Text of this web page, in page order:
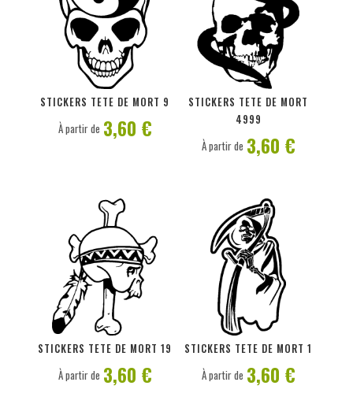
STICKERS TETE DE MORT 9
PERSONNALISER
À partir de 3,60 €
STICKERS TETE DE MORT
4999
PERSONNALISER
À partir de 3,60 €
STICKERS TETE DE MORT 19
PERSONNALISER
À partir de 3,60 €
STICKERS TETE DE MORT 1
PERSONNALISER
À partir de 3,60 €